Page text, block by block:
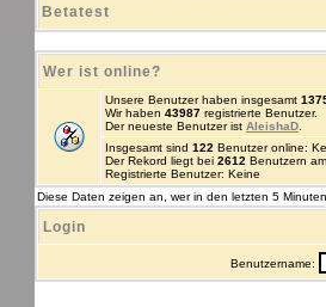
Betatest
Wer ist online?
Unsere Benutzer haben insgesamt
Wir haben 43987 registrierte Benutzer.
Der neueste Benutzer ist AleishaD
Insgesamt sind 122 Benutzer online:
Der Rekord liegt bei 2612 Benutzern
Registrierte Benutzer: Keine
Diese Daten zeigen an, wer in den letzten 5
Login
Benutzername: